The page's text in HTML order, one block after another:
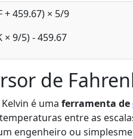
+ 459.67) × 5/9
× 9/5) - 459.67
de
é uma ferramenta de
entre as
engenheiro ou